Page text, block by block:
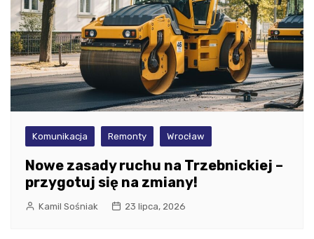
Komunikacja Remonty Wrocław
Nowe zasady ruchu na Trzebnickiej –
przygotuj się na zmiany!
Kamil Sośniak 23 lipca, 2026